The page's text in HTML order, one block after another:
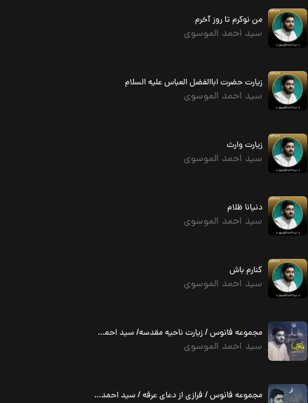
من نوکرم تا روز آخرم
سید احمد الموسوی
زیارت حضرت اباالفضل العباس علیه السلام
سید احمد الموسوی
زیارت وارث
سید احمد الموسوی
دنیانا ظلام
سید احمد الموسوی
کنارم باش
سید احمد الموسوی
مجموعه فانوس / زیارت ناحیه مقدسه/ سید احمد الموسوی
سید احمد الموسوی
مجموعه فانوس / فرازی از دعای عرفه / سید احمد الموسوی